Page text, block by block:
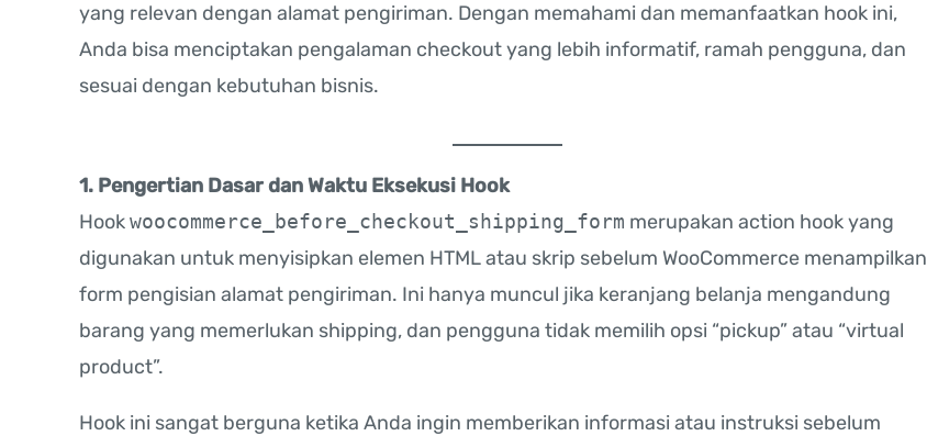
yang relevan dengan alamat pengiriman. Dengan memahami dan memanfaatkan hook ini,
Anda bisa menciptakan pengalaman checkout yang lebih informatif, ramah pengguna, dan
sesuai dengan kebutuhan bisnis.
1. Pengertian Dasar dan Waktu Eksekusi Hook
Hookwoocommerce_before_checkout_shipping_form merupakan action hook yang
digunakan untuk menyisipkan elemen HTML atau skrip sebelum WooCommerce menampilkan
form pengisian alamat pengiriman. Ini hanya muncul jika keranjang belanja mengandung
barang yang memerlukan shipping, dan pengguna tidak memilih opsi “pickup” atau “virtual
product”.
Hook ini sangat berguna ketika Anda ingin memberikan informasi atau instruksi sebelum